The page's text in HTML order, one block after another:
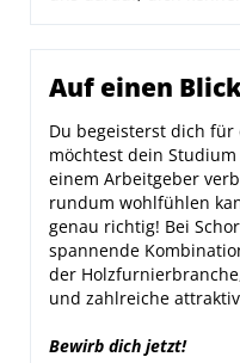
Auf einen
Du begeisterst dich für
möchtest dein
einem Arbeitgeber
rundum wohlfühlen
genau richtig! Bei
spannende
der
und zahlreiche
Bewirb dich jetzt!